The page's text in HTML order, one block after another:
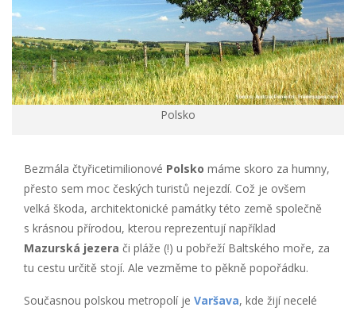
Polsko
Bezmála čtyřicetimilionové Polsko máme skoro za humny,
přesto sem moc českých turistů nejezdí. Což je ovšem
velká škoda, architektonické památky této země společně
s krásnou přírodou, kterou reprezentují například
Mazurská jezera či pláže (!) u pobřeží Baltského moře, za
tu cestu určitě stojí. Ale vezměme to pěkně popořádku.
Současnou polskou metropolí je Varšava, kde žijí necelé